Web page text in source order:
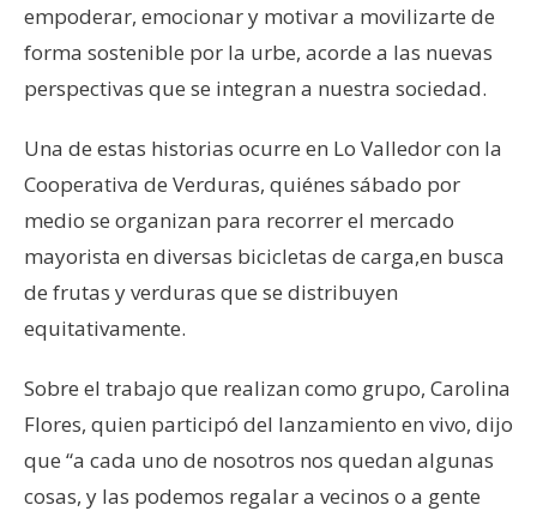
empoderar, emocionar y motivar a movilizarte de
forma sostenible por la urbe, acorde a las nuevas
perspectivas que se integran a nuestra sociedad.
Una de estas historias ocurre en Lo Valledor con la
Cooperativa de Verduras, quiénes sábado por
medio se organizan para recorrer el mercado
mayorista en diversas bicicletas de carga,en busca
de frutas y verduras que se distribuyen
equitativamente.
Sobre el trabajo que realizan como grupo, Carolina
Flores, quien participó del lanzamiento en vivo, dijo
que “a cada uno de nosotros nos quedan algunas
cosas, y las podemos regalar a vecinos o a gente